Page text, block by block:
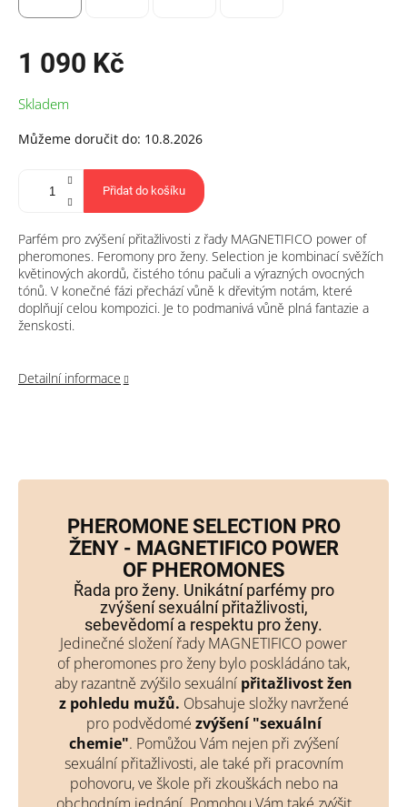
1 090 Kč
cena:
Skladem
Můžeme doručit do: 10.8.2026
Přidat do košíku
Parfém pro zvýšení přitažlivosti z řady MAGNETIFICO power of
pheromones. Feromony pro ženy. Selection je kombinací svěžích
květinových akordů, čistého tónu pačuli a výrazných ovocných
tónů. V konečné fázi přechází vůně k dřevitým notám, které
doplňují celou kompozici. Je to podmanivá vůně plná fantazie a
ženskosti.
Detailní informace
PHEROMONE SELECTION PRO
ŽENY - MAGNETIFICO POWER
OF PHEROMONES
Řada pro ženy. Unikátní parfémy pro
zvýšení sexuální přitažlivosti,
sebevědomí a respektu pro ženy.
Jedinečné složení řady MAGNETIFICO power
of pheromones pro ženy bylo poskládáno tak,
aby razantně zvýšilo sexuální přitažlivost žen
z pohledu mužů. Obsahuje složky navržené
pro podvědomé zvýšení "sexuální
chemie". Pomůžou Vám nejen při zvýšení
sexuální přitažlivosti, ale také při pracovním
pohovoru, ve škole při zkouškách nebo na